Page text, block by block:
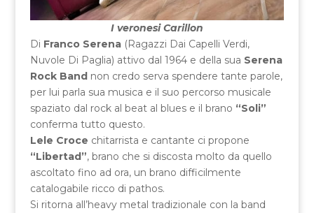
I veronesi Carillon
Di Franco Serena (Ragazzi Dai Capelli Verdi,
Nuvole Di Paglia) attivo dal 1964 e della sua Serena
Rock Band non credo serva spendere tante parole,
per lui parla sua musica e il suo percorso musicale
spaziato dal rock al beat al blues e il brano “Soli”
conferma tutto questo.
Lele Croce chitarrista e cantante ci propone
“Libertad”, brano che si discosta molto da quello
ascoltato fino ad ora, un brano difficilmente
catalogabile ricco di pathos.
Si ritorna all’heavy metal tradizionale con la band